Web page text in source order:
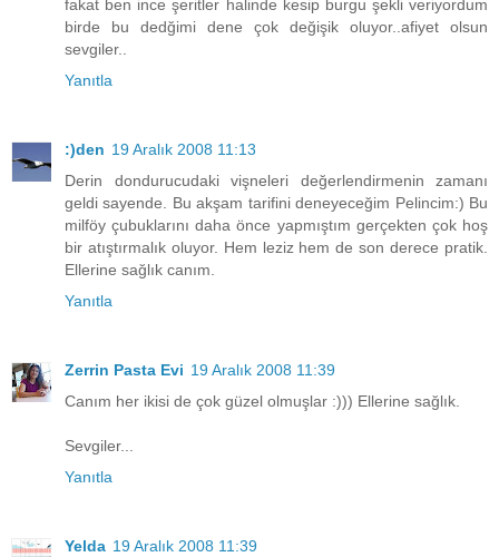
fakat ben ince şeritler halinde kesip burgu şekli veriyordum
birde bu dedğimi dene çok değişik oluyor..afiyet olsun
sevgiler..
Yanıtla
:)den 19 Aralık 2008 11:13
Derin dondurucudaki vişneleri değerlendirmenin zamanı
geldi sayende. Bu akşam tarifini deneyeceğim Pelincim:) Bu
milföy çubuklarını daha önce yapmıştım gerçekten çok hoş
bir atıştırmalık oluyor. Hem leziz hem de son derece pratik.
Ellerine sağlık canım.
Yanıtla
Zerrin Pasta Evi 19 Aralık 2008 11:39
Canım her ikisi de çok güzel olmuşlar :))) Ellerine sağlık.
Sevgiler...
Yanıtla
Yelda 19 Aralık 2008 11:39